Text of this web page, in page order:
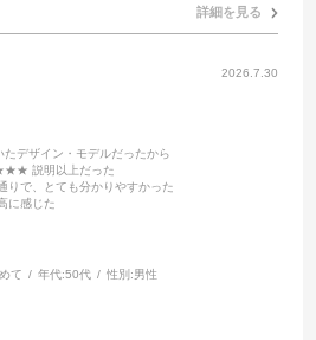
詳細を見る
2026.7.30
たデザイン・モデルだったから
説明以上だった
、とても分かりやすかった
感じた
て 年代:50代 性別:男性